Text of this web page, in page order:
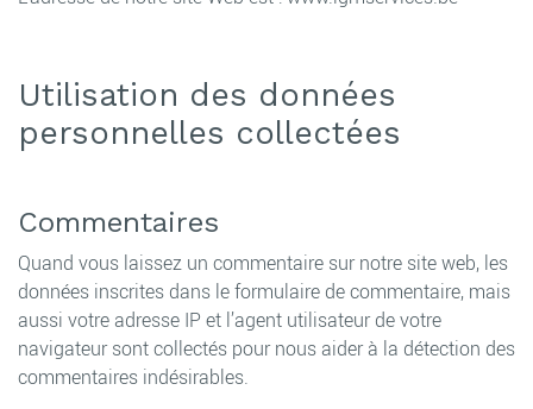
Utilisation des données
personnelles collectées
Commentaires
Quand vous laissez un commentaire sur notre site web, les
données inscrites dans le formulaire de commentaire, mais
aussi votre adresse IP et l’agent utilisateur de votre
navigateur sont collectés pour nous aider à la détection des
commentaires indésirables.